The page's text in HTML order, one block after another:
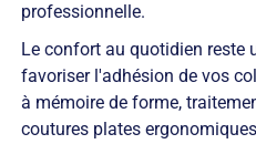
professionnelle.
Le confort au quotidien reste
favoriser l'adhésion de vos
à mémoire de forme,
coutures plates